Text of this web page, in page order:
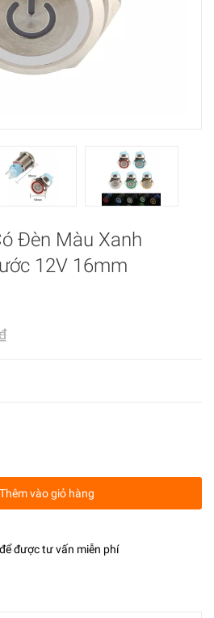
Đèn Màu Xanh
12V 16mm
Thêm vào giỏ hàng
để được tư vấn miễn phí